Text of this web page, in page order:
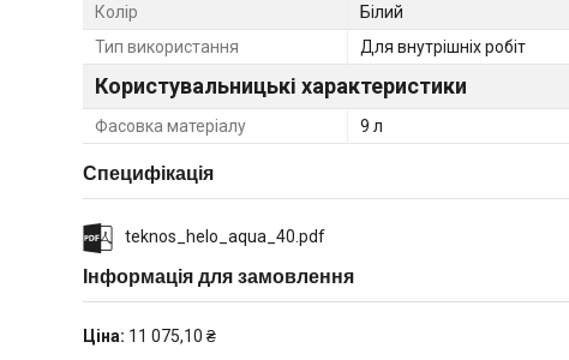
Колір
Білий
Тип використання
Для внутрішніх робіт
Користувальницькі характеристики
Фасовка матеріалу 9 л
Специфікація
teknos_helo_aqua_40.pdf
Інформація для замовлення
Ціна: 11 075,10 ₴